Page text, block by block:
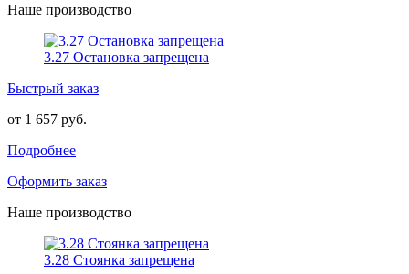
Наше производство
3.27 Остановка запрещена
Быстрый заказ
от 1 657 руб.
Подробнее
Оформить заказ
Наше производство
3.28 Стоянка запрещена